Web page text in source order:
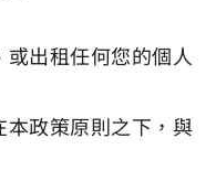
出租任何您的個人
政策原則之下，與